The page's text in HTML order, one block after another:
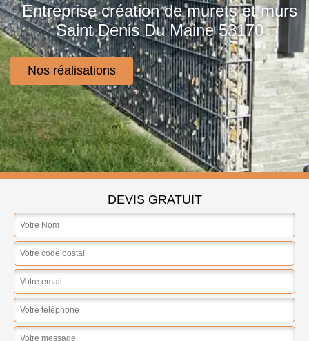
Entreprise création de murets et murs
Saint Denis Du Maine 53170
Nos réalisations
DEVIS GRATUIT